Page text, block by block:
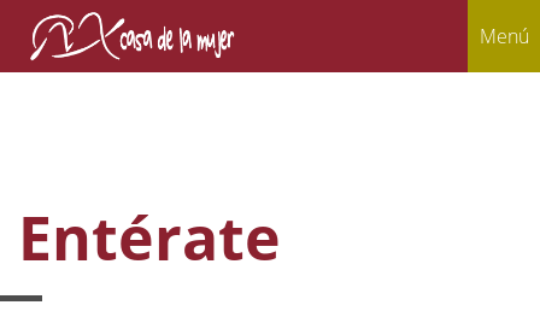
Menú
Entérate